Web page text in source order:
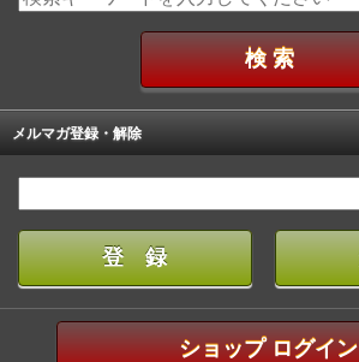
メルマガ登録・解除
ショップ ログイン